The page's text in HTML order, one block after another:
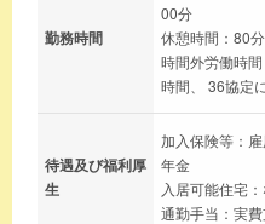
勤務時間
00分
休憩時間：80分
時間外労働時
時間、 36協定
待遇及び福利厚
生
加入保険等：
年金
入居可能住宅
通勤手当：実